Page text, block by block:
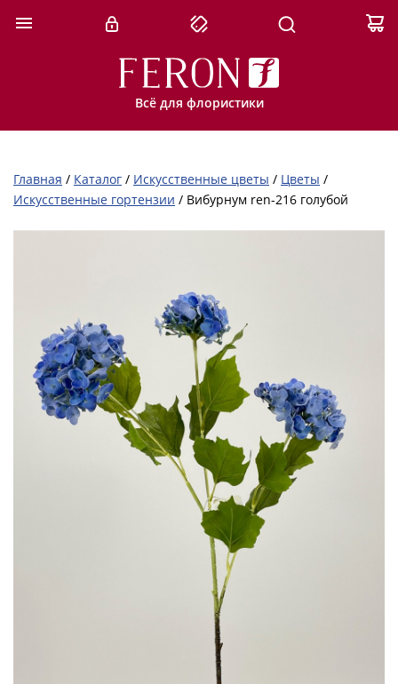
Всё для флористики
Главная / Каталог / Искусственные цветы / Цветы /
Искусственные гортензии / Вибурнум ren-216 голубой